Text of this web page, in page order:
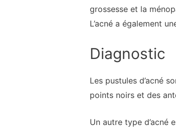
grossesse et la
L’acné a également
Diagnostic
Les pustules d’acné
points noirs et des
Un autre type d’acné